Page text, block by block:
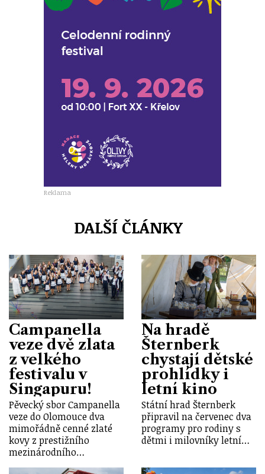
Reklama
DALŠÍ ČLÁNKY
Campanella
veze dvě zlata
z velkého
festivalu v
Singapuru!
Pěvecký sbor Campanella
veze do Olomouce dva
mimořádně cenné zlaté
kovy z prestižního
mezinárodního…
Na hradě
Šternberk
chystají dětské
prohlídky i
letní kino
Státní hrad Šternberk
připravil na červenec dva
programy pro rodiny s
dětmi i milovníky letní…